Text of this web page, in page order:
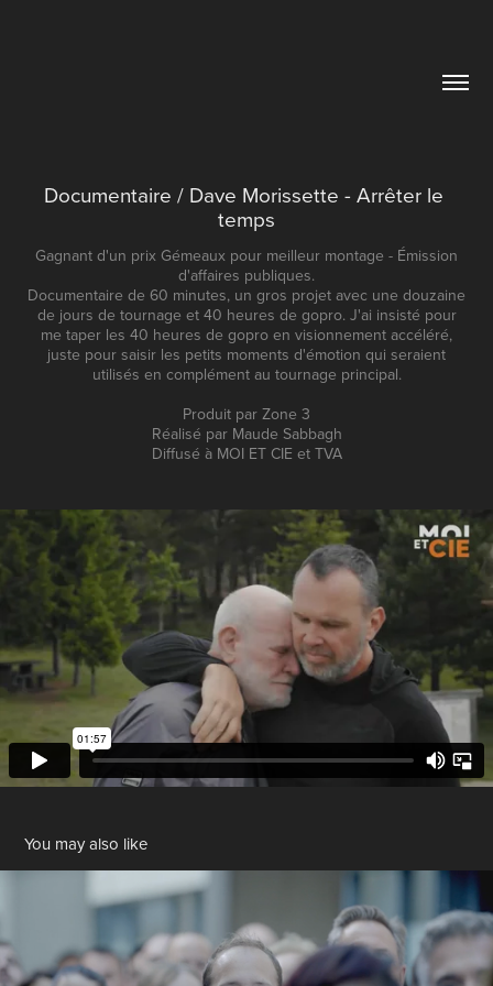
Documentaire / Dave Morissette - Arrêter le
temps
Gagnant d'un prix Gémeaux pour meilleur montage - Émission
d'affaires publiques.
Documentaire de 60 minutes, un gros projet avec une douzaine
de jours de tournage et 40 heures de gopro. J'ai insisté pour
me taper les 40 heures de gopro en visionnement accéléré,
juste pour saisir les petits moments d'émotion qui seraient
utilisés en complément au tournage principal.
Produit par Zone 3
Réalisé par Maude Sabbagh
Diffusé à MOI ET CIE et TVA
You may also like